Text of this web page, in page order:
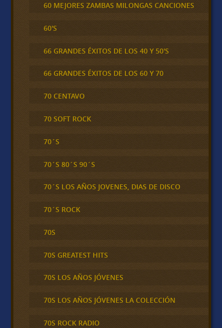
60 MEJORES ZAMBAS MILONGAS CANCIONES
60'S
66 GRANDES ÉXITOS DE LOS 40 Y 50'S
66 GRANDES ÉXITOS DE LOS 60 Y 70
70 CENTAVO
70 SOFT ROCK
70´S
70´S 80´S 90´S
70´S LOS AÑOS JOVENES, DIAS DE DISCO
70´S ROCK
70S
70S GREATEST HITS
70S LOS AÑOS JÓVENES
70S LOS AÑOS JÓVENES LA COLECCIÓN
70S ROCK RADIO